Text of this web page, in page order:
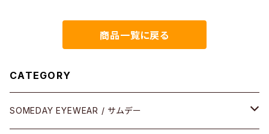
商品一覧に戻る
CATEGORY
SOMEDAY EYEWEAR / サムデー